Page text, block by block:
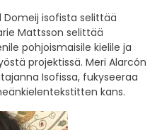
Domeij isofista selittää
Mattsson selittää
pohjoismaisile kielile ja
projektissä. Meri Alarcón
Isofissa, fukyseeraa
kans.